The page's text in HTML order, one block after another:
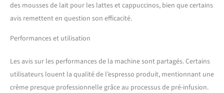
Préparez des cafés signature
: Espresso, macchiato,
vous le souhaitez, ajoutez
de la mousse de lait grâce à
sa buse vapeur orientable.
des mousses de lait pour les lattes et cappuccinos, bien que certains
avis remettent en question son efficacité.
Performances et utilisation
Les avis sur les performances de la machine sont partagés. Certains
utilisateurs louent la qualité de l’espresso produit, mentionnant une
crème presque professionnelle grâce au processus de pré-infusion.